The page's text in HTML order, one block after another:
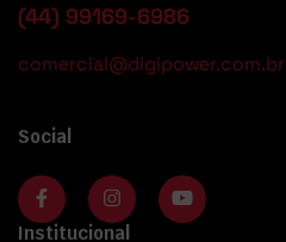
(44) 99169-6986
comercial@digipower.com.br
Social
Institucional